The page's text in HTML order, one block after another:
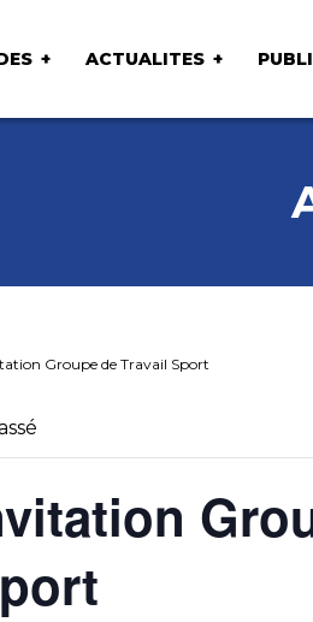
ACTUALITES
Groupe de Travail Sport